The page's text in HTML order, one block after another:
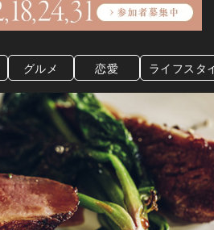
グルメ 恋愛 ライフスタ